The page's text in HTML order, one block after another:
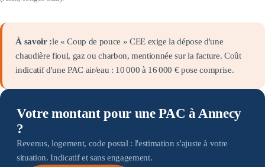
À savoir :le « Coup de pouce » CEE exige la dépose d'une
chaudière fioul, gaz ou charbon, mentionnée sur la facture. Coût
indicatif d'une PAC air/eau : 10 000 à 16 000 € pose comprise.
Votre montant pour une PAC à Annecy
?
Revenus, logement, code postal : l'estimation s'ajuste à votre
situation. Indicatif et sans engagement.